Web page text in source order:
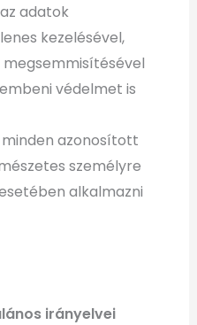
adatok
kezelésével,
védelmet is
azonosított
személyre
alkalmazni
irányelvei